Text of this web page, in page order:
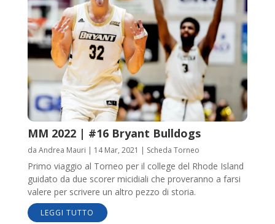
MM 2022 | #16 Bryant Bulldogs
da Andrea Mauri | 14 Mar, 2021 | Scheda Torneo
Primo viaggio al Torneo per il college del Rhode Island
guidato da due scorer micidiali che proveranno a farsi
valere per scrivere un altro pezzo di storia.
LEGGI TUTTO